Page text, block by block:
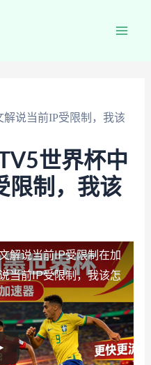
说当前IP受限制，我该
世界杯中
限制，我该
解说当前IP受限制 在加
当前IP受限制，我该怎